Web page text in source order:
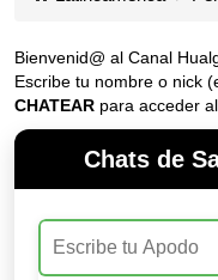
Bienvenid@ al Canal
Escribe tu nombre o nick
CHATEAR para acceder
Chats de